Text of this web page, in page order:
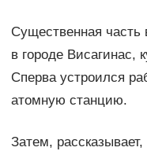
Существенная
в городе Висагинас,
Сперва устроился
атомную станцию.
Затем,